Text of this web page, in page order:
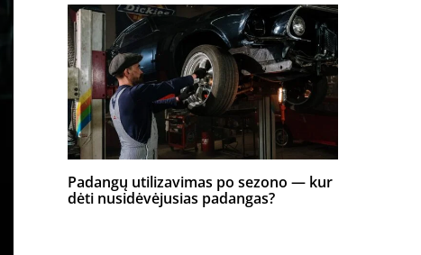
Padangų utilizavimas po sezono — kur
dėti nusidėvėjusias padangas?